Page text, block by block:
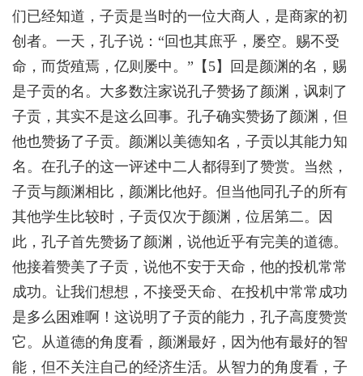
们已经知道，子贡是当时的一位大商人，是商家的初
创者。一天，孔子说：“回也其庶乎，屡空。赐不受
命，而货殖焉，亿则屡中。”【 5】回是颜渊的名，赐
是子贡的名。大多数注家说孔子赞扬了颜渊，讽刺了
子贡，其实不是这么回事。孔子确实赞扬了颜渊，但
他也赞扬了子贡。颜渊以美德知名，子贡以其能力知
名。在孔子的这一评述中二人都得到了赞赏。当然，
子贡与颜渊相比，颜渊比他好。但当他同孔子的所有
其他学生比较时，子贡仅次于颜渊，位居第二。因
此，孔子首先赞扬了颜渊，说他近乎有完美的道德。
他接着赞美了子贡，说他不安于天命，他的投机常常
成功。让我们想想，不接受天命、在投机中常常成功
是多么困难啊！这说明了子贡的能力，孔子高度赞赏
它。从道德的角度看，颜渊最好，因为他有最好的智
能，但不关注自己的经济生活。从智力的角度看，子